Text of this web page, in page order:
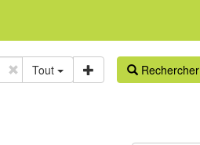
Tout
Rechercher